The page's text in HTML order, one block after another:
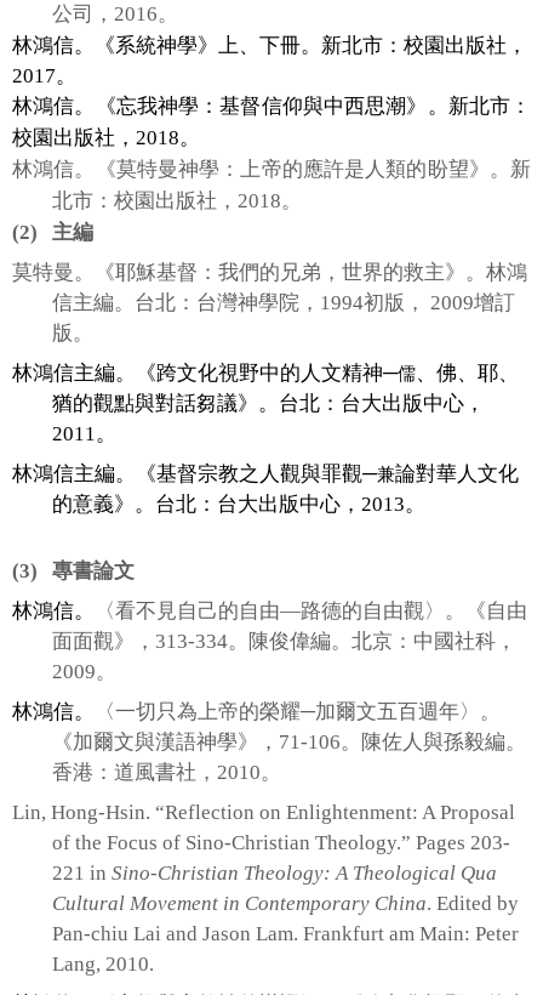
公司， 2016。
林鴻信。《系統神學》上、下冊。新北市：校園出版社，
2017。
林鴻信。《忘我神學：基督信仰與中西思潮》。新北市：
校園出版社， 2018。
林鴻信。《莫特曼神學：上帝的應許是人類的盼望》。新
北市：校園出版社， 2018。
(2) 主編
莫特曼。《耶穌基督：我們的兄弟，世界的救主》。林鴻
信主編。台北：台灣神學院， 1994初版， 2009增訂
版。
林鴻信主編。《跨文化視野中的 人文精神─儒、佛、耶、
猶的觀點與對話芻議》。台北：台大出版中心，
2011 。
林鴻信主編。《基督宗教之人觀與罪觀─兼論對華人文化
的意義》。台北：台大出版中心， 2013。
(3) 專書論文
林鴻信。
〈看不見自己的自由―路德的自由觀〉。《自由
面面觀》，313-334。陳俊偉編。北京：中國社科，
2009。
林鴻信。
〈一切只為上帝的榮耀─加爾文五百週年〉。
《加爾文與漢語神學》， 71-106。 陳佐人與孫毅編。
香港：道風書社， 2010。
Lin, Hong-Hsin. “Reflection on Enlightenment: A Proposal
of the Focus of Sino-Christian Theology.” Pages 203-
221 inSino-Christian Theology: A Theological Qua
Cultural Movement in Contemporary China. Edited by
Pan-chiu Lai and Jason Lam. Frankfurt am Main: Peter
Lang, 2010.